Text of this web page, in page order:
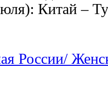
Китай –
России/